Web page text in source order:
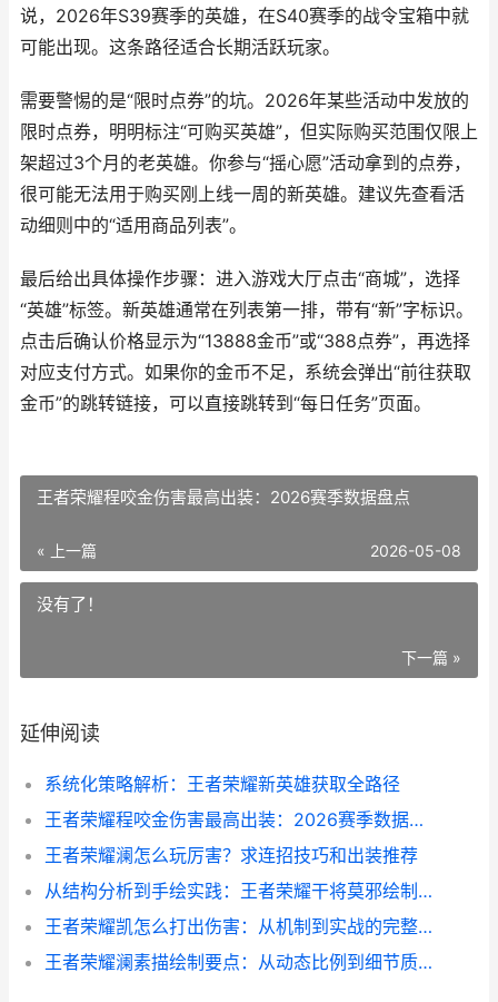
说，2026年S39赛季的英雄，在S40赛季的战令宝箱中就
可能出现。这条路径适合长期活跃玩家。
需要警惕的是“限时点券”的坑。2026年某些活动中发放的
限时点券，明明标注“可购买英雄”，但实际购买范围仅限上
架超过3个月的老英雄。你参与“摇心愿”活动拿到的点券，
很可能无法用于购买刚上线一周的新英雄。建议先查看活
动细则中的“适用商品列表”。
最后给出具体操作步骤：进入游戏大厅点击“商城”，选择
“英雄”标签。新英雄通常在列表第一排，带有“新”字标识。
点击后确认价格显示为“13888金币”或“388点券”，再选择
对应支付方式。如果你的金币不足，系统会弹出“前往获取
金币”的跳转链接，可以直接跳转到“每日任务”页面。
王者荣耀程咬金伤害最高出装：2026赛季数据盘点
« 上一篇 2026-05-08
没有了！
下一篇 »
延伸阅读
系统化策略解析：王者荣耀新英雄获取全路径
王者荣耀程咬金伤害最高出装：2026赛季数据盘点
王者荣耀澜怎么玩厉害？求连招技巧和出装推荐
从结构分析到手绘实践：王者荣耀干将莫邪绘制全流程
王者荣耀凯怎么打出伤害：从机制到实战的完整拆解
王者荣耀澜素描绘制要点：从动态比例到细节质感